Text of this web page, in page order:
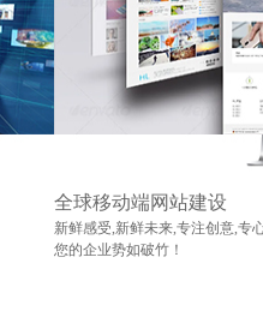
全球移动端网站建设
新鲜感受,新鲜未来,专注创意,专
您的企业势如破竹！